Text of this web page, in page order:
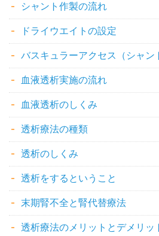
シャント作製の流れ
ドライウエイトの設定
バスキュラーアクセス（シャン
血液透析実施の流れ
血液透析のしくみ
透析療法の種類
透析のしくみ
透析をするということ
末期腎不全と腎代替療法
透析療法のメリットとデメリッ